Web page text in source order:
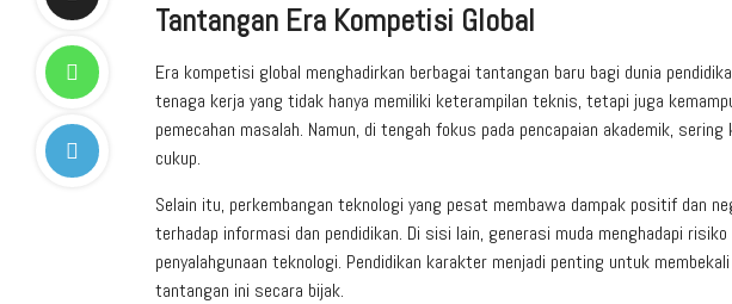
Tantangan Era Kompetisi Global
Era kompetisi global menghadirkan berbagai tantangan baru bagi dunia
tenaga kerja yang tidak hanya memiliki keterampilan teknis, tetapi juga
pemecahan masalah. Namun, di tengah fokus pada pencapaian akademik,
cukup.
Selain itu, perkembangan teknologi yang pesat membawa dampak positif dan
terhadap informasi dan pendidikan. Di sisi lain, generasi muda menghadapi
penyalahgunaan teknologi. Pendidikan karakter menjadi penting untuk
tantangan ini secara bijak.